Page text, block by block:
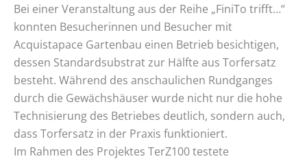
Bei einer Veranstaltung aus der Reihe „FiniTo trifft…“
konnten Besucherinnen und Besucher mit
Acquistapace Gartenbau einen Betrieb besichtigen,
dessen Standardsubstrat zur Hälfte aus Torfersatz
besteht. Während des anschaulichen Rundganges
durch die Gewächshäuser wurde nicht nur die hohe
Technisierung des Betriebes deutlich, sondern auch,
dass Torfersatz in der Praxis funktioniert.
Im Rahmen des Projektes TerZ100 testete